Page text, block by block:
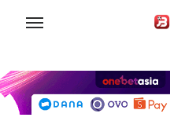
content